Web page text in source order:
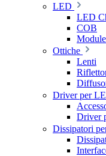
LED
LED
COB
Ottiche
Lenti
Driver per
Driver
Dissipatori